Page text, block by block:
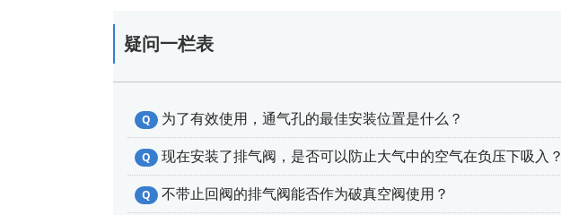
疑问一栏表
Q 为了有效使用，通气孔的最佳安装位置是什么？
Q 现在安装了排气阀，是否可以防止大气中的空气在负压下吸入？
Q 不带止回阀的排气阀能否作为破真空阀使用？